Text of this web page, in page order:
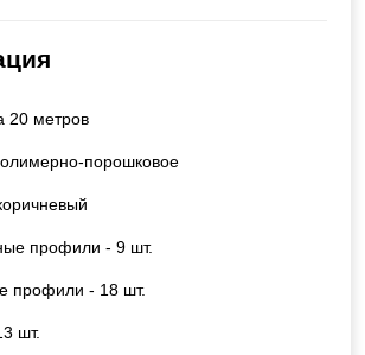
20 метров
порошковое
профили - 9 шт.
профили - 18 шт.
шт.